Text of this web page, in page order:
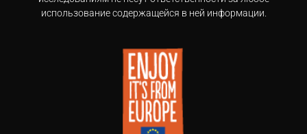
использование содержащейся в ней информации.